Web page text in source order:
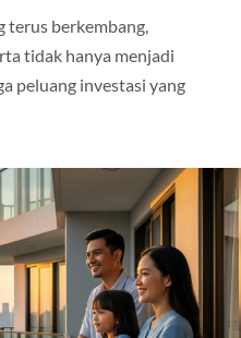
terus berkembang,
tidak hanya menjadi
peluang investasi yang